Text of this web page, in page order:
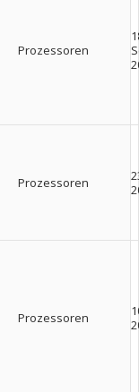
Prozessoren
Prozessoren
Prozessoren